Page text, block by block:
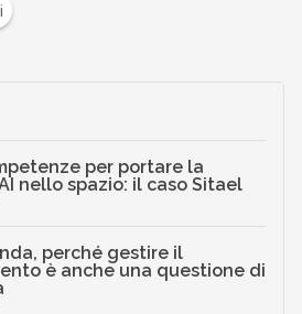
per portare la
nello spazio: il caso Sitael
perché gestire il
è anche una questione di